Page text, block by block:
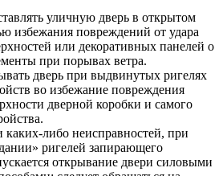
уличную дверь в открытом
избежания повреждений от удара
или декоративных панелей о
при порывах ветра.
дверь при выдвинутых ригелях
во избежание повреждения
дверной коробки и самого
либо неисправностей, при
ригелей запирающего
открывание двери силовыми